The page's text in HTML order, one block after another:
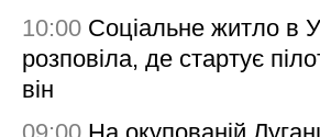
10:00 Соціальне житло в
розповіла, де стартує
він